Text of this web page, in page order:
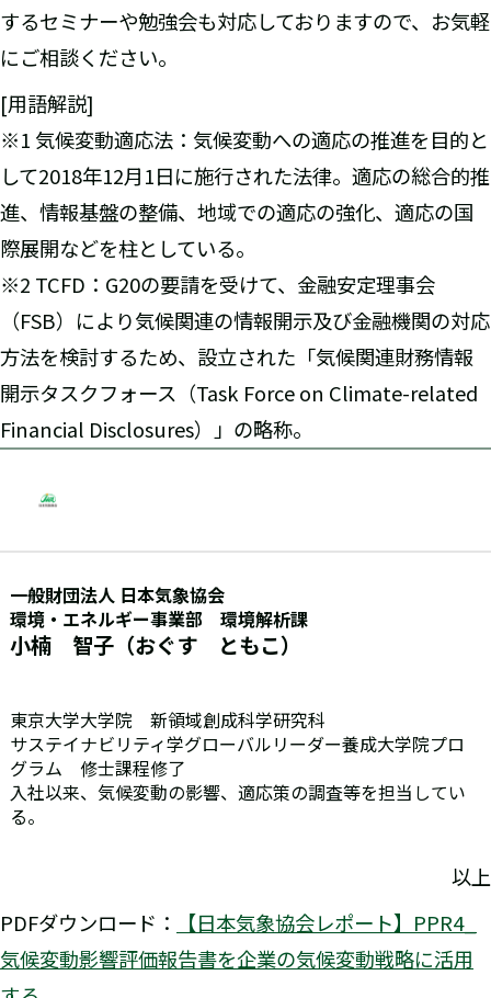
するセミナーや勉強会も対応しておりますので、お気軽
にご相談ください。
[用語解説]
※1 気候変動適応法：気候変動への適応の推進を目的と
して2018年12月1日に施行された法律。適応の総合的推
進、情報基盤の整備、地域での適応の強化、適応の国
際展開などを柱としている。
※2 TCFD：G20の要請を受けて、金融安定理事会
（FSB）により気候関連の情報開示及び金融機関の対応
方法を検討するため、設立された「気候関連財務情報
開示タスクフォース（Task Force on Climate-related
Financial Disclosures）」の略称。
一般財団法人 日本気象協会
環境・エネルギー事業部 環境解析課
小楠 智子（おぐす ともこ）
東京大学大学院 新領域創成科学研究科
サステイナビリティ学グローバルリーダー養成大学院プロ
グラム 修士課程修了
入社以来、気候変動の影響、適応策の調査等を担当してい
る。
以上
PDFダウンロード：
【日本気象協会レポート】PPR4_
気候変動影響評価報告書を企業の気候変動戦略に活用